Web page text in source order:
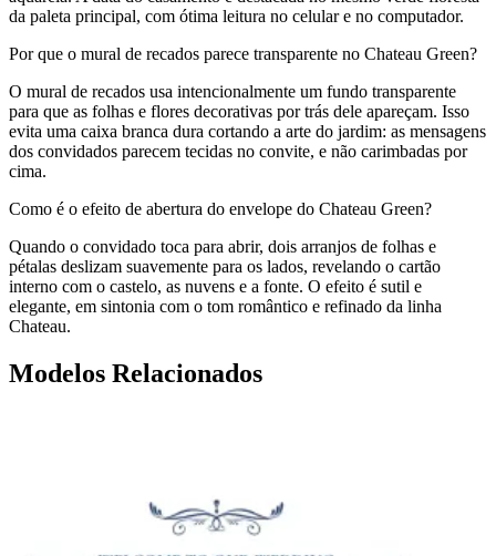
da paleta principal, com ótima leitura no celular e no computador.
Por que o mural de recados parece transparente no Chateau Green?
O mural de recados usa intencionalmente um fundo transparente
para que as folhas e flores decorativas por trás dele apareçam. Isso
evita uma caixa branca dura cortando a arte do jardim: as mensagens
dos convidados parecem tecidas no convite, e não carimbadas por
cima.
Como é o efeito de abertura do envelope do Chateau Green?
Quando o convidado toca para abrir, dois arranjos de folhas e
pétalas deslizam suavemente para os lados, revelando o cartão
interno com o castelo, as nuvens e a fonte. O efeito é sutil e
elegante, em sintonia com o tom romântico e refinado da linha
Chateau.
Modelos Relacionados